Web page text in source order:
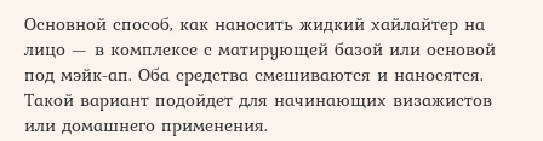
Основной способ, как наносить жидкий хайлайтер на
лицо — в комплексе с матирующей базой или основой
под мэйк-ап. Оба средства смешиваются и наносятся.
Такой вариант подойдет для начинающих визажистов
или домашнего применения.